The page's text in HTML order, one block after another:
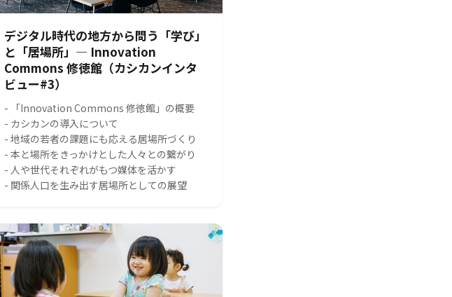
デジタル時代の地方から問う「学び」
と「居場所」― Innovation
Commons 修徳館（カシカンインタ
ビュー#3）
- 「Innovation Commons 修徳館」の概要
- カシカンの導入について
- 地域の若者の課題にも応える居場所づくり
- 本と場所をきっかけとした人々との繋がり
- 人や世代それぞれがもつ媒体を活かす
- 関係人口を生み出す居場所としての展望